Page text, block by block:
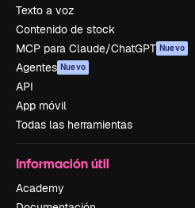
Texto a voz
Contenido de stock
MCP para Claude/ChatGPT Nuevo
Agentes Nuevo
API
App móvil
Todas las herramientas
Información útil
Academy